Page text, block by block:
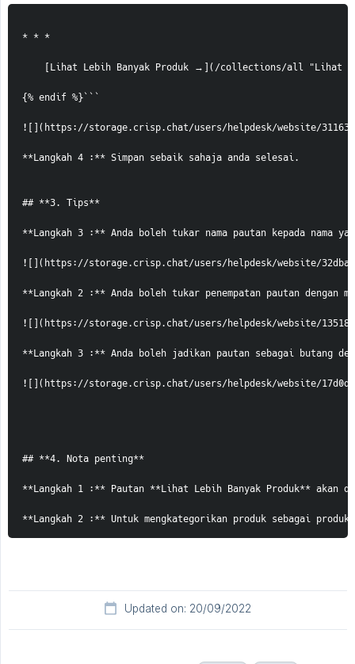
* * *
[Lihat Lebih Banyak Produk →](/collections/all "Lihat
{% endif %}```
![](https://storage.crisp.chat/users/helpdesk/website/
**Langkah 4 :** Simpan sebaik sahaja anda selesai.
## **3. Tips**
**Langkah 3 :** Anda boleh tukar nama pautan kepada nama
![](https://storage.crisp.chat/users/helpdesk/website/
**Langkah 2 :** Anda boleh tukar penempatan pautan
![](https://storage.crisp.chat/users/helpdesk/website/
**Langkah 3 :** Anda boleh jadikan pautan sebagai butang
![](https://storage.crisp.chat/users/helpdesk/website/
## **4. Nota penting**
**Langkah 1 :** Pautan **Lihat Lebih Banyak Produk**
**Langkah 2 :** Untuk mengkategorikan produk sebagai
Updated on: 20/09/2022